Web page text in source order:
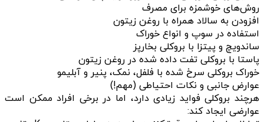
روش‌های خوشمزه برای مصرف
افزودن به سالاد همراه با روغن زیتون
استفاده در سوپ و انواع خوراک
ساندویچ و پیتزا با بروکلی بخارپز
پاستا با بروکلی تفت داده شده در روغن زیتون
خوراک بروکلی سرخ شده با فلفل، نمک، پنیر و آبلیمو
عوارض جانبی و نکات احتیاطی (مهم!)
هرچند بروکلی فواید زیادی دارد، اما در برخی افراد ممکن است
عوارضی ایجاد کند: